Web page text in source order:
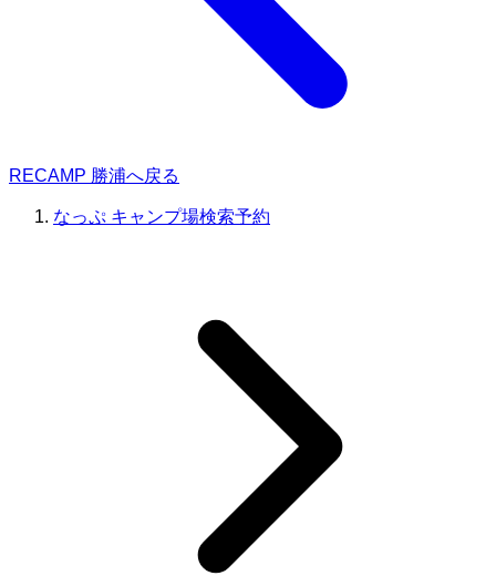
RECAMP 勝浦へ戻る
なっぷ キャンプ場検索予約